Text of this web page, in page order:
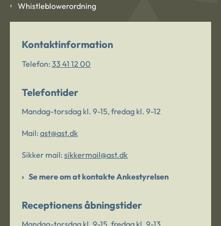
Whistleblowerordning
Kontaktinformation
Telefon: 33 41 12 00
Telefontider
Mandag-torsdag kl. 9-15, fredag kl. 9-12
Mail: ast@ast.dk
Sikker mail: sikkermail@ast.dk
Se mere om at kontakte Ankestyrelsen
Receptionens åbningstider